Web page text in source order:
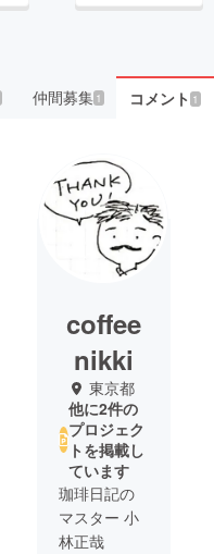
仲間募集 1 コメント 1
coffee
nikki
東京都
他に2件の
プロジェク
トを掲載し
ています
珈琲日記の
マスター 小
林正哉